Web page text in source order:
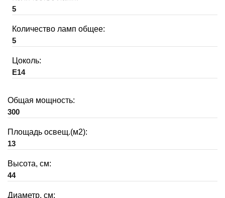
5
Количество ламп общее:
5
Цоколь:
E14
Общая мощность:
300
Площадь освещ.(м2):
13
Высота, см:
44
Диаметр, см: